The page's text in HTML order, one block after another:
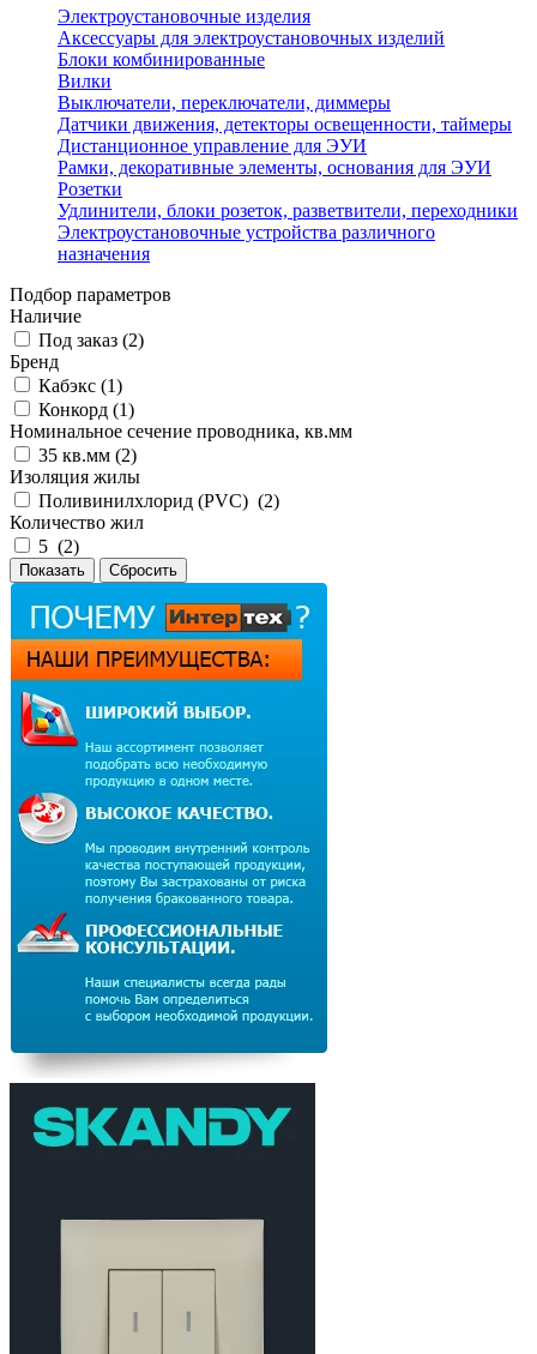
Электроустановочные изделия
Аксессуары для электроустановочных изделий
Блоки комбинированные
Вилки
Выключатели, переключатели, диммеры
Датчики движения, детекторы освещенности, таймеры
Дистанционное управление для ЭУИ
Рамки, декоративные элементы, основания для ЭУИ
Розетки
Удлинители, блоки розеток, разветвители, переходники
Электроустановочные устройства различного
назначения
Подбор параметров
Наличие
Под заказ (2)
Бренд
Кабэкс (1)
Конкорд (1)
Номинальное сечение проводника, кв.мм
35 кв.мм (2)
Изоляция жилы
Поливинилхлорид (PVC) (2)
Количество жил
5 (2)